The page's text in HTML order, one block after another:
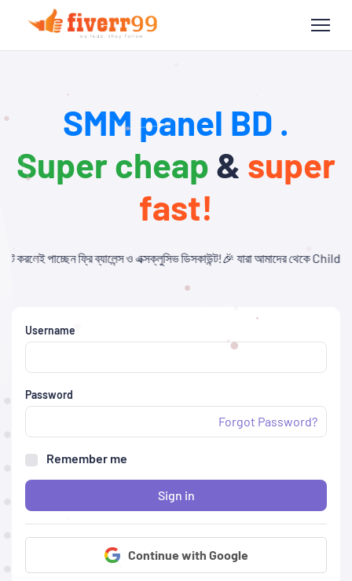
SMM panel BD .
Super cheap & super
fast!
ডিসকাউন্ট!🎉 যারা আমাদের থেকে Child Panel নিবেন এবং API
Username
Password
Forgot Password?
Remember me
Sign in
Continue with Google